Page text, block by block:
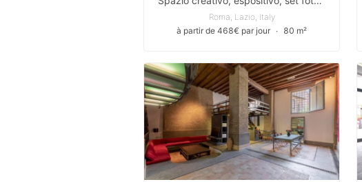
Roma, Lazio, Italy
à partir de 468€ par jour ∙ 80 m²